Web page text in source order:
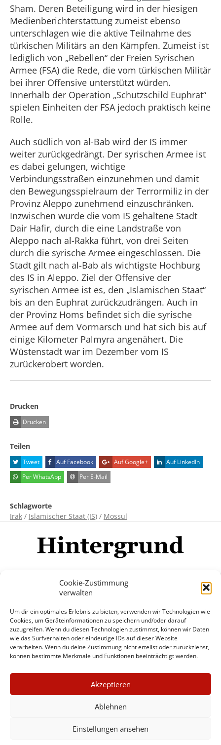
Cookie-Zustimmung
verwalten
Um dir ein optimales Erlebnis zu bieten, verwenden wir Technologien wie
Cookies, um Geräteinformationen zu speichern und/oder darauf
zuzugreifen. Wenn du diesen Technologien zustimmst, können wir Daten
wie das Surfverhalten oder eindeutige IDs auf dieser Website
verarbeiten. Wenn du deine Zustimmung nicht erteilst oder zurückziehst,
können bestimmte Merkmale und Funktionen beeinträchtigt werden.
Akzeptieren
Ablehnen
Einstellungen ansehen
Sham. Deren Beteiligung wird in der hiesigen
Medienberichterstattung zumeist ebenso
unterschlagen wie die aktive Teilnahme des
türkischen Militärs an den Kämpfen. Zumeist ist
lediglich von „Rebellen“ der Freien Syrischen
Armee (FSA) die Rede, die vom türkischen Militär
bei ihrer Offensive unterstützt würden.
Innerhalb der Operation „Schutzschild Euphrat“
spielen Einheiten der FSA jedoch praktisch keine
Rolle.
Auch südlich von al-Bab wird der IS immer
weiter zurückgedrängt. Der syrischen Armee ist
es dabei gelungen, wichtige
Verbindungsstraßen einzunehmen und damit
den Bewegungsspielraum der Terrormiliz in der
Provinz Aleppo zunehmend einzuschränken.
Inzwischen wurde die vom IS gehaltene Stadt
Dair Hafir, durch die eine Landstraße von
Aleppo nach al-Rakka führt, von drei Seiten
durch die syrische Armee eingeschlossen. Die
Stadt gilt nach al-Bab als wichtigste Hochburg
des IS in Aleppo. Ziel der Offensive der
syrischen Armee ist es, den „Islamischen Staat“
bis an den Euphrat zurückzudrängen. Auch in
der Provinz Homs befindet sich die syrische
Armee auf dem Vormarsch und hat sich bis auf
einige Kilometer Palmyra angenähert. Die
Wüstenstadt war im Dezember vom IS
zurückerobert worden.
Drucken
Drucken
Teilen
Tweet Auf Facebook Auf Google+
Auf LinkedIn
Per WhatsApp
Per E-Mail
Schlagworte
Irak / Islamischer Staat (IS) / Mossul
Mehr
© Copyright Hintergrund.de, 2015 - 2026
Zum Newsletter jetzt kostenlos
anmelden
erscheint ca. alle 4 Wochen
×